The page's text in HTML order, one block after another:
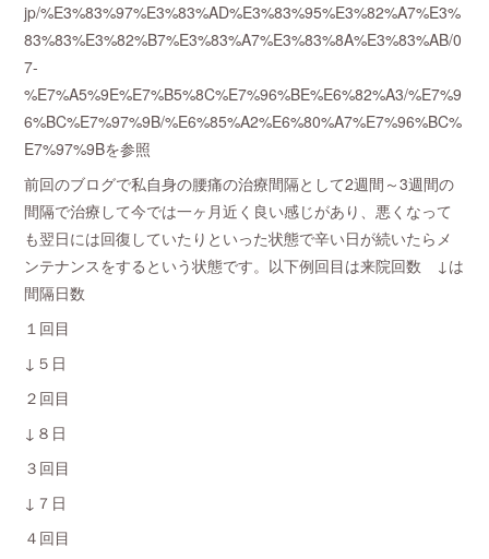
jp/%E3%83%97%E3%83%AD%E3%83%95%E3%82%A7%E3%
83%83%E3%82%B7%E3%83%A7%E3%83%8A%E3%83%AB/0
7-
%E7%A5%9E%E7%B5%8C%E7%96%BE%E6%82%A3/%E7%9
6%BC%E7%97%9B/%E6%85%A2%E6%80%A7%E7%96%BC%
E7%97%9Bを参照
前回のブログで私自身の腰痛の治療間隔として2週間～3週間の
間隔で治療して今では一ヶ月近く良い感じがあり、悪くなって
も翌日には回復していたりといった状態で辛い日が続いたらメ
ンテナンスをするという状態です。以下例回目は来院回数 ↓は
間隔日数
１回目
↓５日
２回目
↓８日
３回目
↓７日
４回目